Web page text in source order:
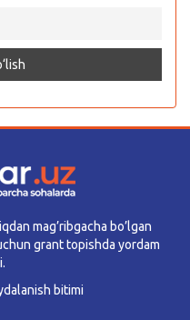
mag’ribgacha bo’lgan
grant topishda yordam
bitimi